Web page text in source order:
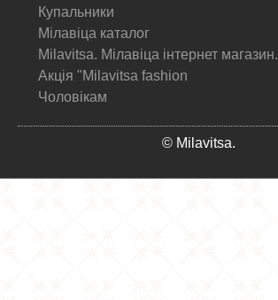
Купальники
Мілавіца каталог
Milavitsa. Мілавіца інтернет магазин.
Акція "Milavitsa fashion
Чоловікам
© Milavitsa.